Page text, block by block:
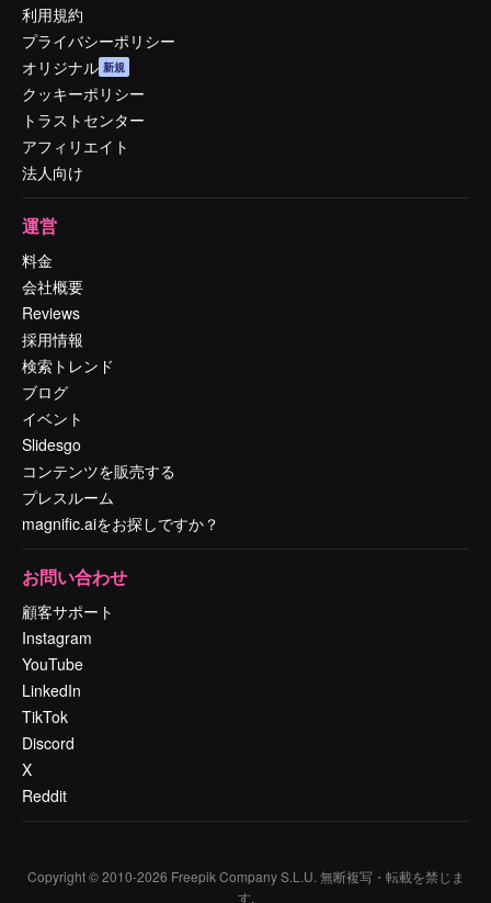
利用規約
プライバシーポリシー
オリジナル 新規
クッキーポリシー
トラストセンター
アフィリエイト
法人向け
運営
料金
会社概要
Reviews
採用情報
検索トレンド
ブログ
イベント
Slidesgo
コンテンツを販売する
プレスルーム
magnific.aiをお探しですか？
お問い合わせ
顧客サポート
Instagram
YouTube
LinkedIn
TikTok
Discord
X
Reddit
Copyright © 2010-2026 Freepik Company S.L.U. 無断複写・転載を禁じま
す.